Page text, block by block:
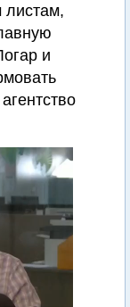
листам,
и